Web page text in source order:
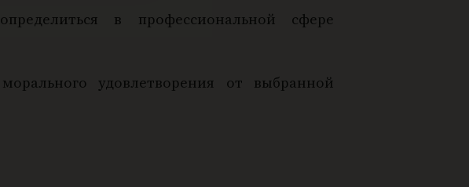
в профессиональной сфере
удовлетворения от выбранной